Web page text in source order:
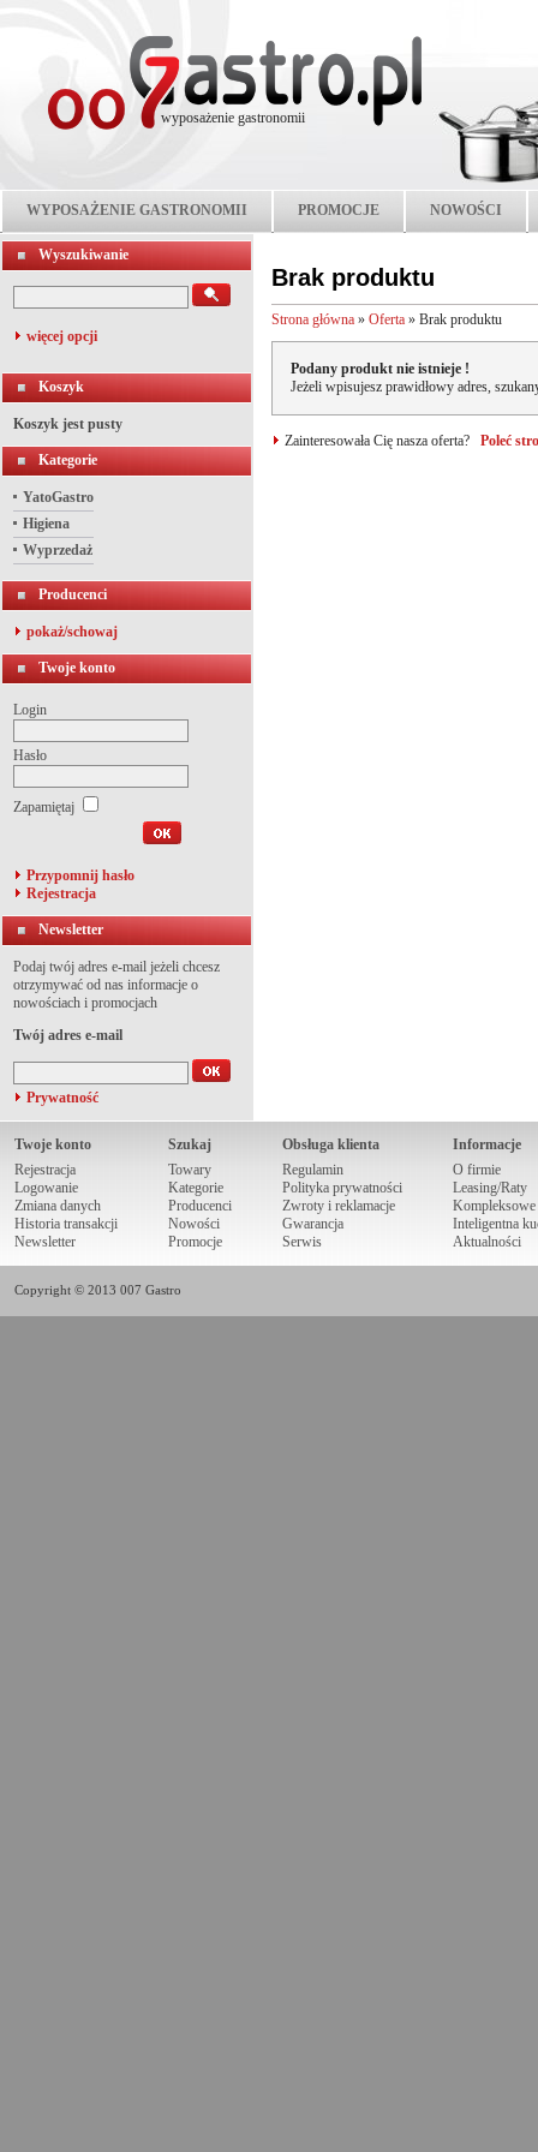
wyposażenie gastronomii
WYPOSAŻENIE GASTRONOMII PROMOCJE NOWOŚCI
Wyszukiwanie
więcej opcji
Koszyk
Koszyk jest pusty
Kategorie
YatoGastro
Higiena
Wyprzedaż
Producenci
pokaż/schowaj
Twoje konto
Login
Hasło
Zapamiętaj
Przypomnij hasło
Rejestracja
Newsletter
Podaj twój adres e-mail jeżeli chcesz
otrzymywać od nas informacje o
nowościach i promocjach
Twój adres e-mail
Prywatność
Brak produktu
Strona główna » Oferta » Brak produktu
Podany produkt nie istnieje !
Jeżeli wpisujesz prawidłowy adres,
Zainteresowała Cię nasza oferta? Poleć
Twoje konto
Rejestracja
Logowanie
Zmiana danych
Historia transakcji
Newsletter
Szukaj
Towary
Kategorie
Producenci
Nowości
Promocje
Obsługa klienta
Regulamin
Polityka prywatności
Zwroty i reklamacje
Gwarancja
Serwis
Informacje
O firmie
Leasing/Raty
Kompleksowe
Inteligentna
Aktualności
Copyright © 2013 007 Gastro